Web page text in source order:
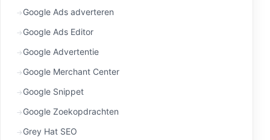
Google Ads adverteren
Google Ads Editor
Google Advertentie
Google Merchant Center
Google Snippet
Google Zoekopdrachten
Grey Hat SEO